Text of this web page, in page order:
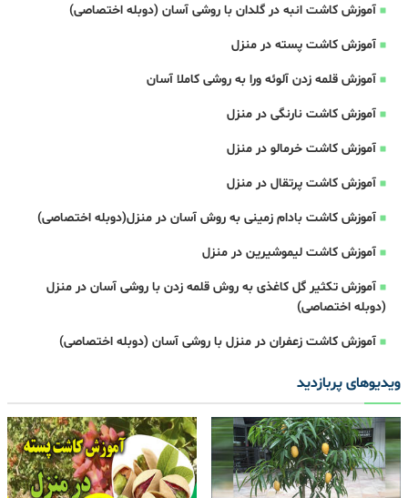
آموزش کاشت انبه در گلدان با روشی آسان (دوبله اختصاصی)
آموزش کاشت پسته در منزل
آموزش قلمه زدن آلوئه ورا به روشی کاملا آسان
آموزش کاشت نارنگی در منزل
آموزش کاشت خرمالو در منزل
آموزش کاشت پرتقال در منزل
آموزش کاشت بادام زمینی به روش آسان در منزل(دوبله اختصاصی)
آموزش کاشت لیموشیرین در منزل
آموزش تکثیر گل کاغذی به روش قلمه زدن با روشی آسان در منزل
(دوبله اختصاصی)
آموزش کاشت زعفران در منزل با روشی آسان (دوبله اختصاصی)
ویدیوهای پربازدید